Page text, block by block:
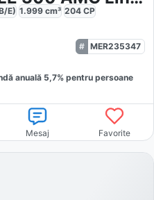
E) 1.999 cm³ 204 CP
MER235347
anuală 5,7% pentru persoane
Mesaj Favorite